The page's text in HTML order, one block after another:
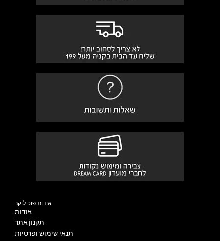
אודות פוט לוקר
אודות
תקנון אתר
תנאי שימוש ופרטיות